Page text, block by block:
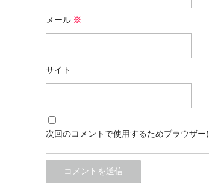
メール ※
サイト
次回のコメントで使用するためブラウザ